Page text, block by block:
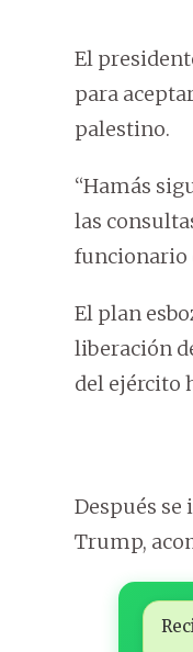
El
para
palestino.
“Hamás
las
funcionario
El plan
liberación
del ejército
Después
Trump,